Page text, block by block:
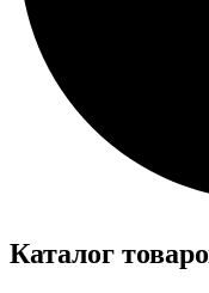
Каталог